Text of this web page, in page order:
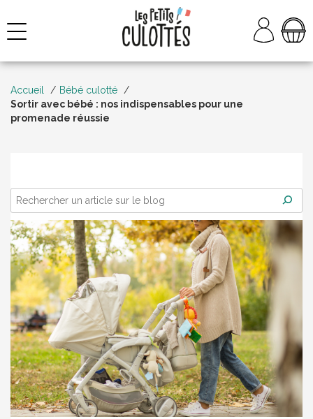
contenu
NAVIGATION
Accueil
Bébé culotté
Sortir avec bébé : nos indispensables pour une
promenade réussie